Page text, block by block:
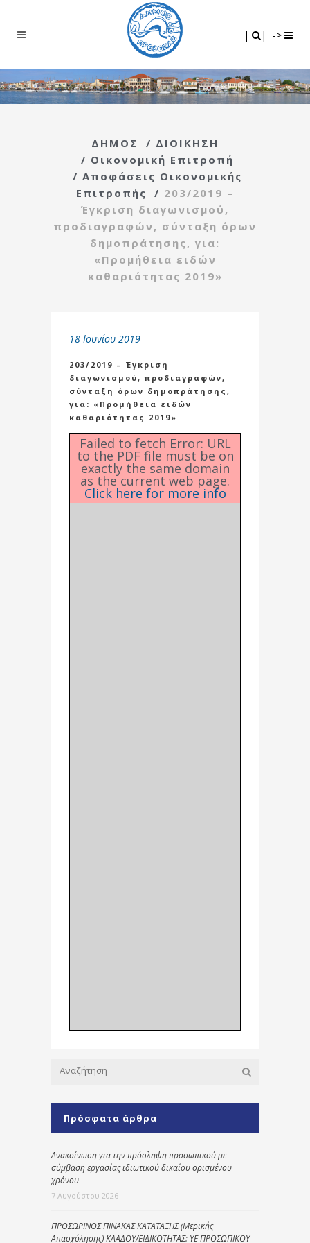
| | ->
ΔΗΜΟΣ / ΔΙΟΙΚΗΣΗ
/ Οικονομική Επιτροπή
/ Αποφάσεις Οικονομικής
Επιτροπής
/ 203/2019 –
Έγκριση διαγωνισμού,
προδιαγραφών, σύνταξη όρων
δημοπράτησης, για:
«Προμήθεια ειδών
καθαριότητας 2019»
18 Ιουνίου 2019
203/2019 – Έγκριση
διαγωνισμού, προδιαγραφών,
σύνταξη όρων δημοπράτησης,
για: «Προμήθεια ειδών
καθαριότητας 2019»
Failed to fetch Error: URL
to the PDF file must be on
exactly the same domain
as the current web page.
Click here for more info
Πρόσφατα άρθρα
Ανακοίνωση για την πρόσληψη προσωπικού με
σύμβαση εργασίας ιδιωτικού δικαίου ορισμένου
χρόνου
7 Αυγούστου 2026
ΠΡΟΣΩΡΙΝΟΣ ΠΙΝΑΚΑΣ ΚΑΤΑΤΑΞΗΣ (Μερικής
Απασχόλησης) ΚΛΑΔΟΥ/ΕΙΔΙΚΟΤΗΤΑΣ: ΥΕ ΠΡΟΣΩΠΙΚΟΥ